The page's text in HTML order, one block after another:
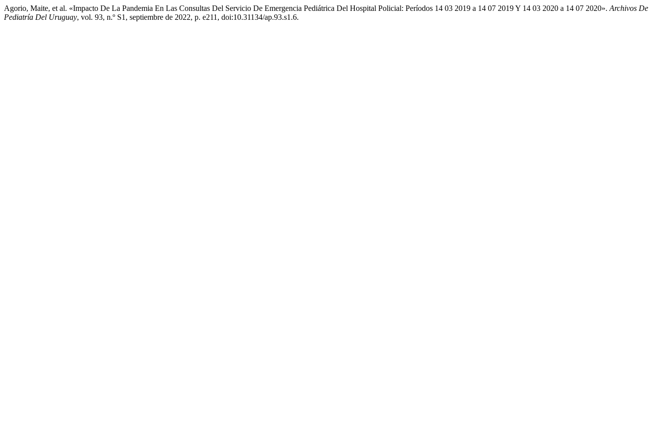
Agorio, Maite, et al. «Impacto De La Pandemia En Las Consultas Del Servicio De Emergencia Pediátrica Del Hospital Policial: Períodos 14 03 2019 a 14 07 2019 Y 14 03 2020 a 14 07 2020». Archivos De
Pediatría Del Uruguay, vol. 93, n.º S1, septiembre de 2022, p. e211, doi:10.31134/ap.93.s1.6.